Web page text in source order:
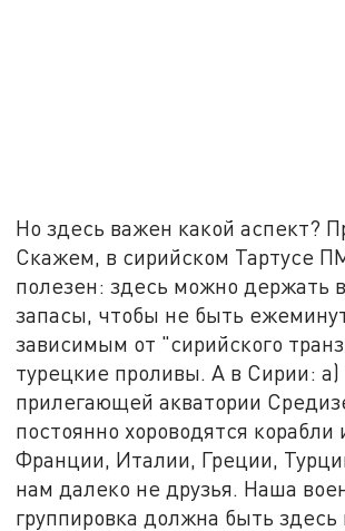
Но здесь важен какой аспект?
Скажем, в сирийском Тартусе
полезен: здесь можно держать
запасы, чтобы не быть
зависимым от "сирийского
турецкие проливы. А в Сирии: а)
прилегающей акватории
постоянно хороводятся
Франции, Италии, Греции,
нам далеко не друзья. Наша
группировка должна быть здесь